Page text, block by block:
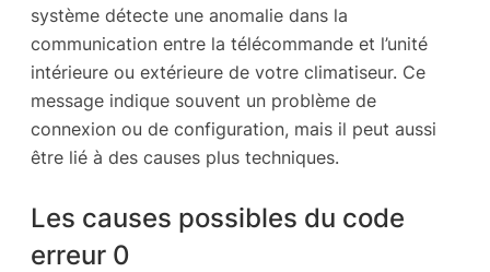
système détecte une anomalie dans la
communication entre la télécommande et l’unité
intérieure ou extérieure de votre climatiseur. Ce
message indique souvent un problème de
connexion ou de configuration, mais il peut aussi
être lié à des causes plus techniques.
Les causes possibles du code
erreur 0